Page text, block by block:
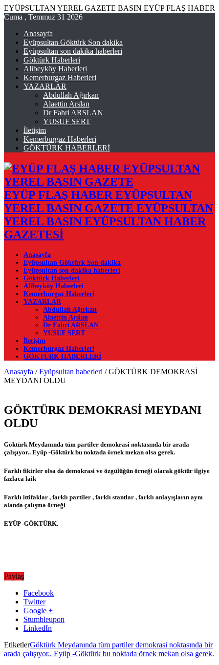
EYÜPSULTAN YEREL GAZETE BASIN EYÜP FLAŞ HABER
Cuma , Temmuz 31 2026
Anasayfa
Eyüpsultan Göktürk Son dakika
Eyüpsultan son dakika haberleri
Göktürk Haberleri
Alibeyköy Haberleri
Kemerburgaz Haberleri
YAZARLAR
Abdullah Ağırkan
Alaettin Arslan
Dr Fahri ARSLAN
YUSUF SERT
İletişim
Kemerburgaz Haberleri
GÖKTÜRK HABERLERİ
EYÜP FLAŞ HABER EYÜPSULTAN
YEREL BASIN GAZETE EYÜPSULTAN
YEREL BASIN EYÜPSULTAN HABER
GAZETESİ
Anasayfa
Eyüpsultan Göktürk Son dakika
Eyüpsultan son dakika haberleri
Göktürk Haberleri
Alibeyköy Haberleri
Kemerburgaz Haberleri
YAZARLAR
Abdullah Ağırkan
Alaettin Arslan
Dr Fahri ARSLAN
YUSUF SERT
İletişim
Kemerburgaz Haberleri
GÖKTÜRK HABERLERİ
Anasayfa / Eyüpsultan haberleri / GÖKTÜRK DEMOKRASİ
MEYDANI OLDU
GÖKTÜRK DEMOKRASİ MEYDANI
OLDU
Göktürk Meydanında tüm partiler demokrasi noktasında bir arada
çalışıyor.. Eyüp -Göktürk bu noktada örnek mekan olsa gerek.
Farklı fikirler olsa da demokrasi ve özgülüğün örneği olarak göktür ilgiye
fazlaca laik
Farklı ittifaklar , farklı partiler , farklı stantlar , farklı anlayışların aynı
alanda çalışma örneği
EYÜP -GÖKTÜRK.
Paylaş
Facebook
Twitter
Google +
Stumbleupon
LinkedIn
EtiketlerGöktürk Meydanında tüm partiler demokrasi noktasında bir
arada çalışıyor.. Eyüp -Göktürk bu noktada örnek mekan olsa gerek.